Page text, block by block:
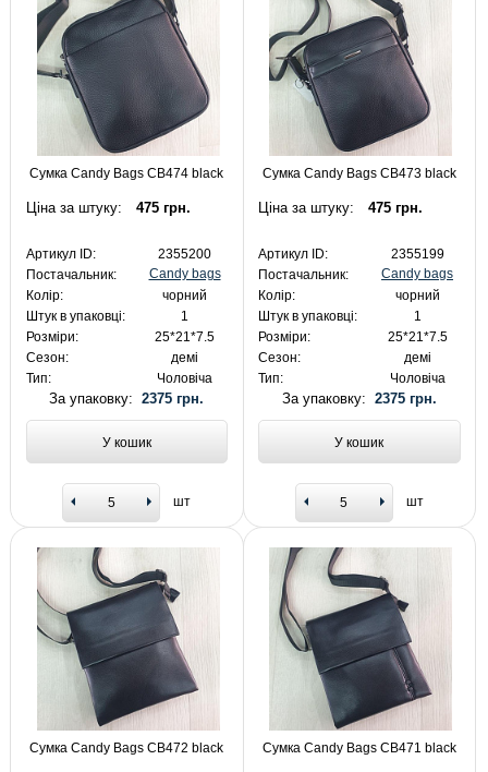
Сумка Candy Bags CB474 black
Ціна за штуку: 475 грн.
Артикул ID:
2355200
Постачальник:
Candy bags
Колір:
чорний
Штук в упаковці:
1
Розміри:
25*21*7.5
Сезон:
демі
Тип:
Чоловіча
За упаковку:2375 грн.
У кошик
шт
Сумка Candy Bags CB473 black
Ціна за штуку: 475 грн.
Артикул ID:
2355199
Постачальник:
Candy bags
Колір:
чорний
Штук в упаковці:
1
Розміри:
25*21*7.5
Сезон:
демі
Тип:
Чоловіча
За упаковку: 2375 грн.
У кошик
шт
Сумка Candy Bags CB472 black Сумка Candy Bags CB471 black